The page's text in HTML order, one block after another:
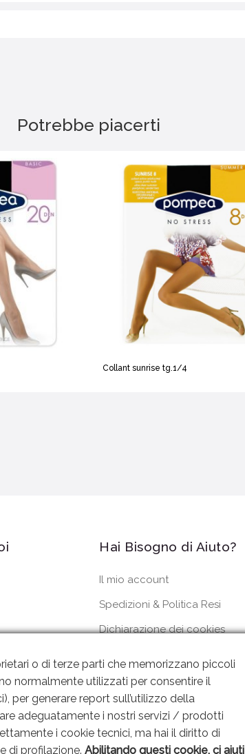
Potrebbe piacerti
Collant sunrise tg.1/4
Hai Bisogno di Aiuto?
Il mio account
Spedizioni & Politica Resi
Dichiarazione dei cookies
o di terze parti che memorizzano piccoli
normalmente utilizzati per consentire il
per generare report sull’utilizzo della
adeguatamente i nostri servizi / prodotti
i cookie tecnici, ma hai il diritto di
di profilazione. Abilitando questi cookie, ci aiuti